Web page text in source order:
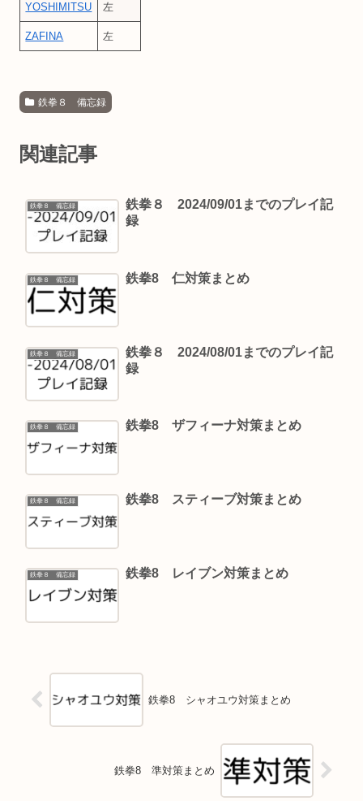
YOSHIMITSU 左
ZAFINA 左
鉄拳８ 備忘録
関連記事
鉄拳８ 備忘録
鉄拳８ 2024/09/01までのプレイ記
録
鉄拳８ 備忘録 鉄拳8 仁対策まとめ
鉄拳８ 備忘録
鉄拳８ 2024/08/01までのプレイ記
録
鉄拳８ 備忘録 鉄拳8 ザフィーナ対策まとめ
鉄拳８ 備忘録 鉄拳8 スティーブ対策まとめ
鉄拳８ 備忘録 鉄拳8 レイブン対策まとめ
鉄拳8 シャオユウ対策まとめ
鉄拳8 準対策まとめ